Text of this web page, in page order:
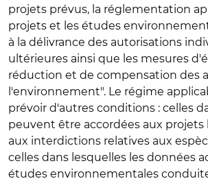
projets prévus, la réglementation
projets et les études
à la délivrance des autorisations
ultérieures ainsi que les mesures
réduction et de compensation des
l'environnement". Le régime
prévoir d'autres conditions : celles
peuvent être accordées aux projets
aux interdictions relatives aux
celles dans lesquelles les données
études environnementales